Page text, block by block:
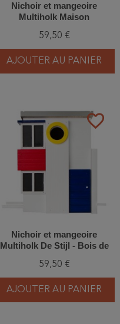
Nichoir et mangeoire
Multiholk Maison
Mélèze
59,50 €
AJOUTER AU PANIER
favorite_border
Nichoir et mangeoire
Multiholk De Stijl - Bois de
59,50 €
AJOUTER AU PANIER